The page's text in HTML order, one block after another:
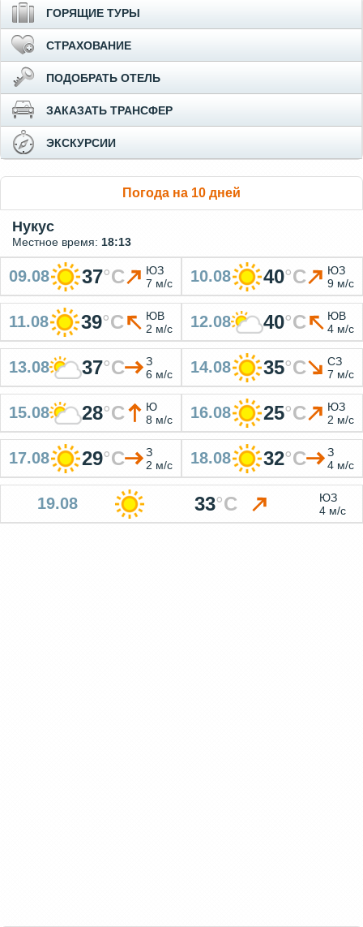
ГОРЯЩИЕ ТУРЫ
СТРАХОВАНИЕ
ПОДОБРАТЬ ОТЕЛЬ
ЗАКАЗАТЬ ТРАНСФЕР
ЭКСКУРСИИ
Погода на 10 дней
Нукус
Местное время: 18:13
09.08 37°C
ЮЗ
7 м/с
10.08 40°C
ЮЗ
9 м/с
11.08 39°C
ЮВ
2 м/с
12.08 40°C
ЮВ
4 м/с
13.08 37°C
З
6 м/с
14.08 35°C
СЗ
7 м/с
15.08 28°C
Ю
8 м/с
16.08 25°C
ЮЗ
2 м/с
17.08 29°C
З
2 м/с
18.08 32°C
З
4 м/с
19.08 33°C
ЮЗ
4 м/с